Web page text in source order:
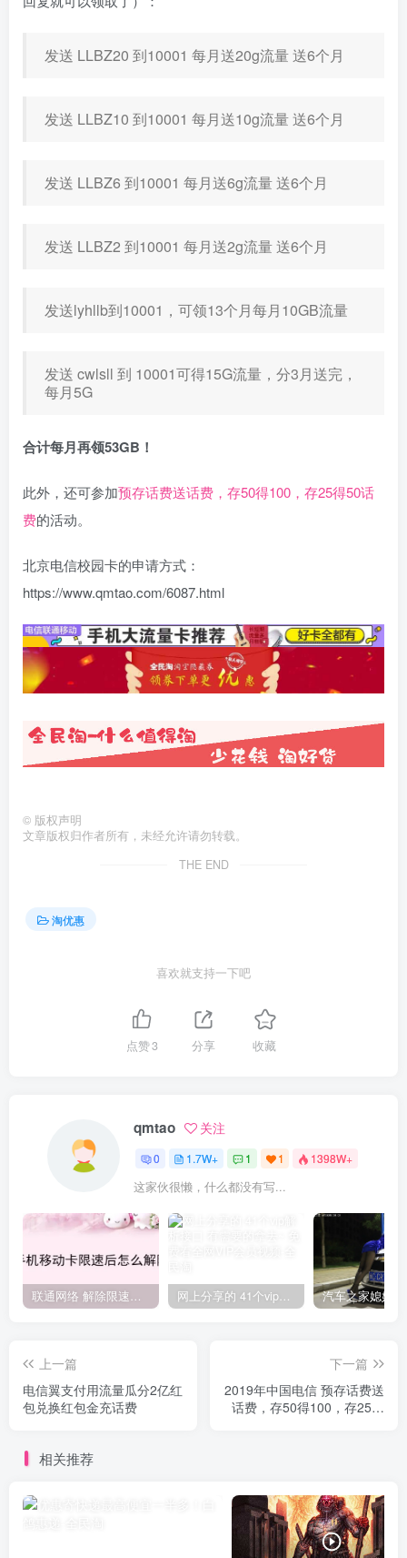
发送 LLBZ20 到10001 每月送20g流量 送6个月
发送 LLBZ10 到10001 每月送10g流量 送6个月
发送 LLBZ6 到10001 每月送6g流量 送6个月
发送 LLBZ2 到10001 每月送2g流量 送6个月
发送lyhllb到10001，可领13个月每月10GB流量
发送 cwlsll 到 10001可得15G流量，分3月送完，
每月5G
合计每月再领53GB！
此外，还可参加预存话费送话费，存50得100，存25得50话
费的活动。
北京电信校园卡的申请方式：
https://www.qmtao.com/6087.html
© 版权声明
文章版权归作者所有，未经允许请勿转载。
THE END
淘优惠
喜欢就支持一下吧
点赞3 分享 收藏
qmtao 关注
0 1.7W+ 1 1 1398W+
这家伙很懒，什么都没有写...
联通网络 解除限速方法参考！畅享、畅玩、老白干等及其它地区自测了 网上分享的 41个vip解析接口 有需要的拿去~ 免费看全网VIP会员视频
上一篇
电信翼支付用流量瓜分2亿红
包兑换红包金充话费
下一篇
2019年中国电信 预存话费送
话费，存50得100，存25得
相关推荐